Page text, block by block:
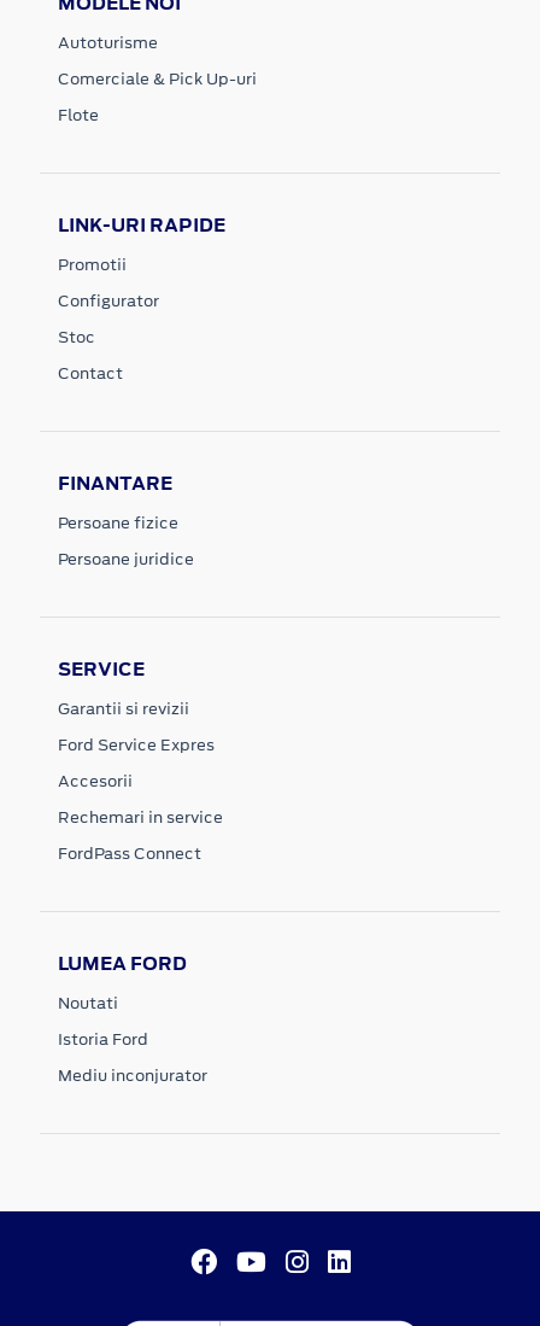
Autoturisme
Comerciale & Pick Up-uri
Flote
LINK-URI RAPIDE
Promotii
Configurator
Stoc
Contact
FINANTARE
Persoane fizice
Persoane juridice
SERVICE
Garantii si revizii
Ford Service Expres
Accesorii
Rechemari in service
FordPass Connect
LUMEA FORD
Noutati
Istoria Ford
Mediu inconjurator